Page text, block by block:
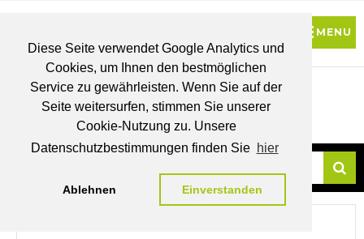
Diese Seite verwendet Google Analytics und
Cookies, um Ihnen den bestmöglichen
Service zu gewährleisten. Wenn Sie auf der
Seite weitersurfen, stimmen Sie unserer
Cookie-Nutzung zu. Unsere
Datenschutzbestimmungen finden Sie hier
Ablehnen Einverstanden
BRUTTO
PREISE
MEIN
WUNSCHLISTE